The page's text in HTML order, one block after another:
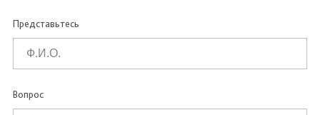
Представьтесь
Вопрос